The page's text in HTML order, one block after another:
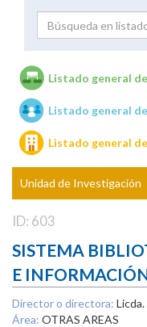
Unidades de
Listado general
Listado general
Listado general
Unidad de Investigación
ID: 603
SISTEMA
E
Director o directora:
Área: OTRAS AREAS